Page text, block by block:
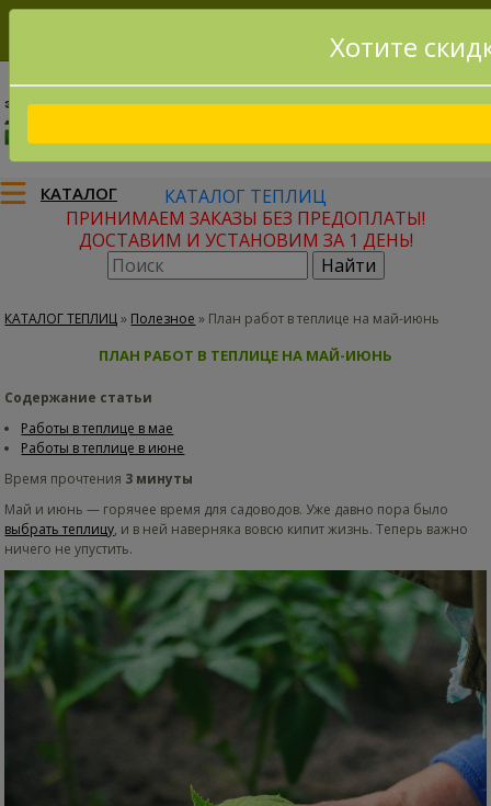
8(915)795-56-02
КАТАЛОГ
КАТАЛОГ ТЕПЛИЦ
ПРИНИМАЕМ ЗАКАЗЫ БЕЗ ПРЕДОПЛАТЫ!
ДОСТАВИМ И УСТАНОВИМ ЗА 1 ДЕНЬ!
КАТАЛОГ ТЕПЛИЦ» Полезное » План работ в теплице на май-июнь
ПЛАН РАБОТ В ТЕПЛИЦЕ НА МАЙ-ИЮНЬ
Содержание статьи
Работы в теплице в мае
Работы в теплице в июне
Время прочтения 3 минуты
Май и июнь — горячее время для садоводов. Уже давно пора было
выбрать теплицу, и в ней наверняка вовсю кипит жизнь. Теперь важно
ничего не упустить.
Хотите